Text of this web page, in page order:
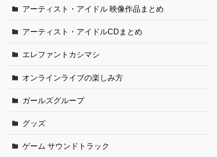
アーティスト・アイドル 映像作品まとめ
アーティスト・アイドルCDまとめ
エレファントカシマシ
オンラインライブの楽しみ方
ガールズグループ
グッズ
ゲーム サウンドトラック